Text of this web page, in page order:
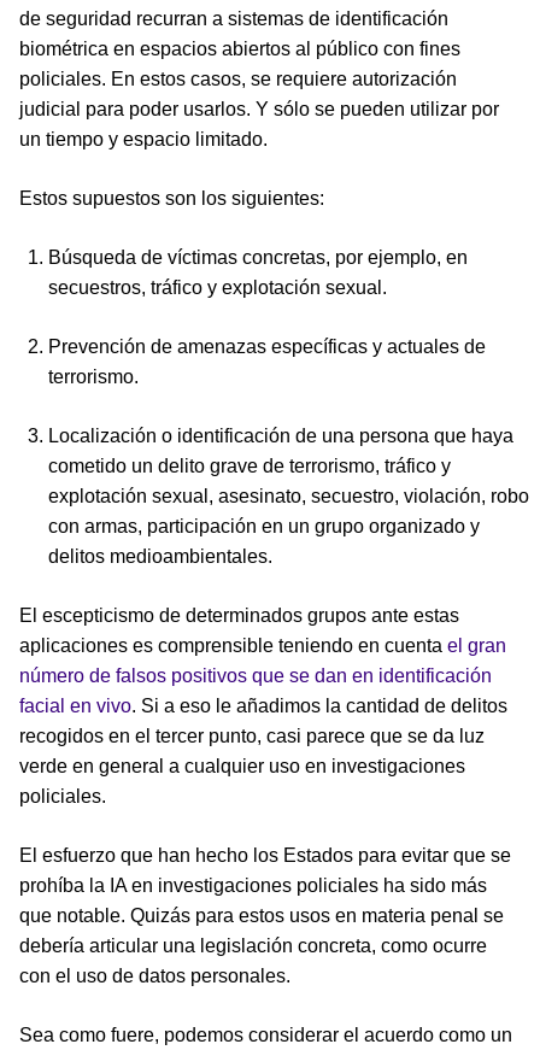
de seguridad recurran a sistemas de identificación
biométrica en espacios abiertos al público con fines
policiales. En estos casos, se requiere autorización
judicial para poder usarlos. Y sólo se pueden utilizar por
un tiempo y espacio limitado.
Estos supuestos son los siguientes:
Búsqueda de víctimas concretas, por ejemplo, en
secuestros, tráfico y explotación sexual.
Prevención de amenazas específicas y actuales de
terrorismo.
Localización o identificación de una persona que haya
cometido un delito grave de terrorismo, tráfico y
explotación sexual, asesinato, secuestro, violación, robo
con armas, participación en un grupo organizado y
delitos medioambientales.
El escepticismo de determinados grupos ante estas
aplicaciones es comprensible teniendo en cuenta el gran
número de falsos positivos que se dan en identificación
facial en vivo. Si a eso le añadimos la cantidad de delitos
recogidos en el tercer punto, casi parece que se da luz
verde en general a cualquier uso en investigaciones
policiales.
El esfuerzo que han hecho los Estados para evitar que se
prohíba la IA en investigaciones policiales ha sido más
que notable. Quizás para estos usos en materia penal se
debería articular una legislación concreta, como ocurre
con el uso de datos personales.
Sea como fuere, podemos considerar el acuerdo como un